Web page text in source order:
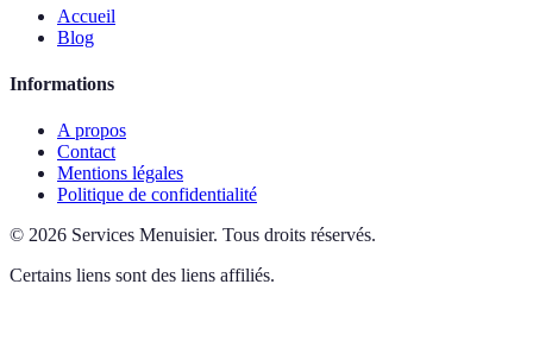
Accueil
Blog
Informations
A propos
Contact
Mentions légales
Politique de confidentialité
© 2026 Services Menuisier. Tous droits réservés.
Certains liens sont des liens affiliés.